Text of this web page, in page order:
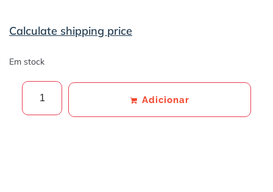
Calculate shipping price
Em stock
Adicionar